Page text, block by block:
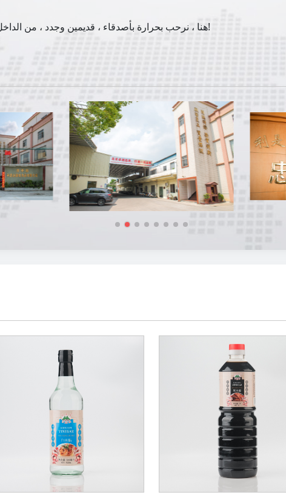
هنا ، نرحب بحرارة بأصدقاء ، قديمين وجدد ، من الداخل والخارج ، للتعاون معنا لمستقبل أكثر إشراقاً!